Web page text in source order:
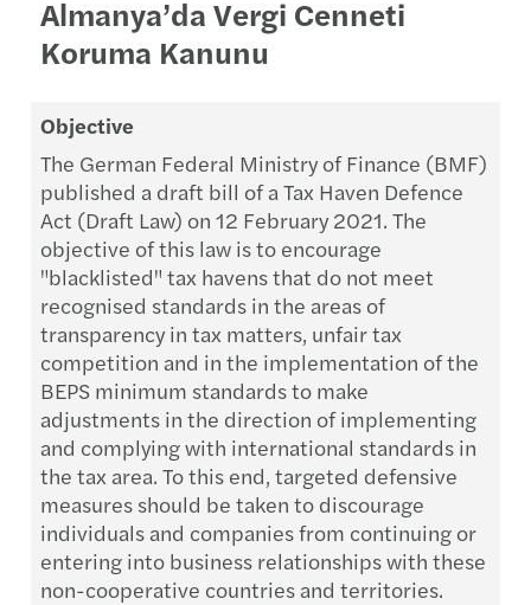
Almanya’da Vergi Cenneti
Koruma Kanunu
Objective
The German Federal Ministry of Finance (BMF)
published a draft bill of a Tax Haven Defence
Act (Draft Law) on 12 February 2021. The
objective of this law is to encourage
"blacklisted" tax havens that do not meet
recognised standards in the areas of
transparency in tax matters, unfair tax
competition and in the implementation of the
BEPS minimum standards to make
adjustments in the direction of implementing
and complying with international standards in
the tax area. To this end, targeted defensive
measures should be taken to discourage
individuals and companies from continuing or
entering into business relationships with these
non-cooperative countries and territories.